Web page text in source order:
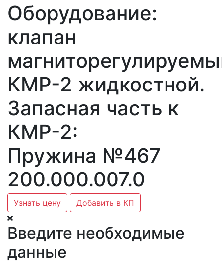
Оборудование:
клапан
КМР-2 жидкостной.
Запасная часть к
КМР-2:
Пружина №467
200.000.007.0
Узнать цену Добавить в КП
Введите необходимые
данные